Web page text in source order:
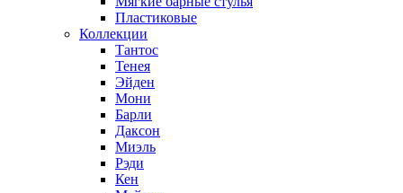
Пластиковые
Коллекции
Тантос
Тенея
Эйден
Мони
Барли
Даксон
Миэль
Рэди
Кен